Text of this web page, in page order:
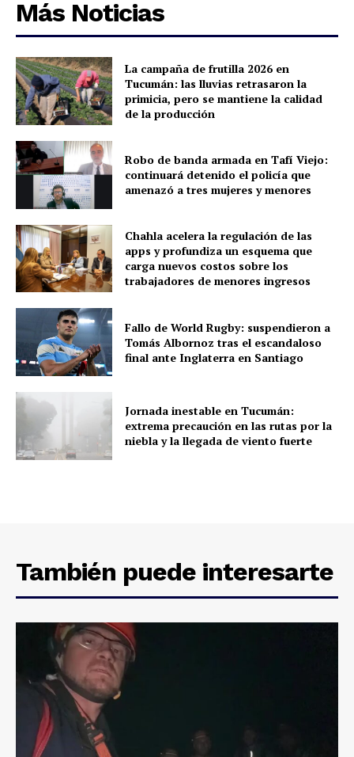
Más Noticias
La campaña de frutilla 2026 en
Tucumán: las lluvias retrasaron la
primicia, pero se mantiene la calidad
de la producción
Robo de banda armada en Tafí Viejo:
continuará detenido el policía que
amenazó a tres mujeres y menores
Chahla acelera la regulación de las
apps y profundiza un esquema que
carga nuevos costos sobre los
trabajadores de menores ingresos
Fallo de World Rugby: suspendieron a
Tomás Albornoz tras el escandaloso
final ante Inglaterra en Santiago
Jornada inestable en Tucumán:
extrema precaución en las rutas por la
niebla y la llegada de viento fuerte
También puede interesarte